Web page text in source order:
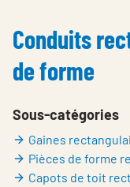
Contact
Login
Choose languge
Belgium - French
Conduits
de forme
Sous-catégories
Gaines
Pièces de forme
Capots de toit